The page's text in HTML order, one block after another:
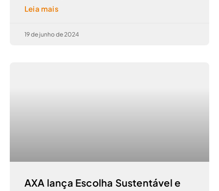
Leia mais
19 de junho de 2024
AXA lança Escolha Sustentável e